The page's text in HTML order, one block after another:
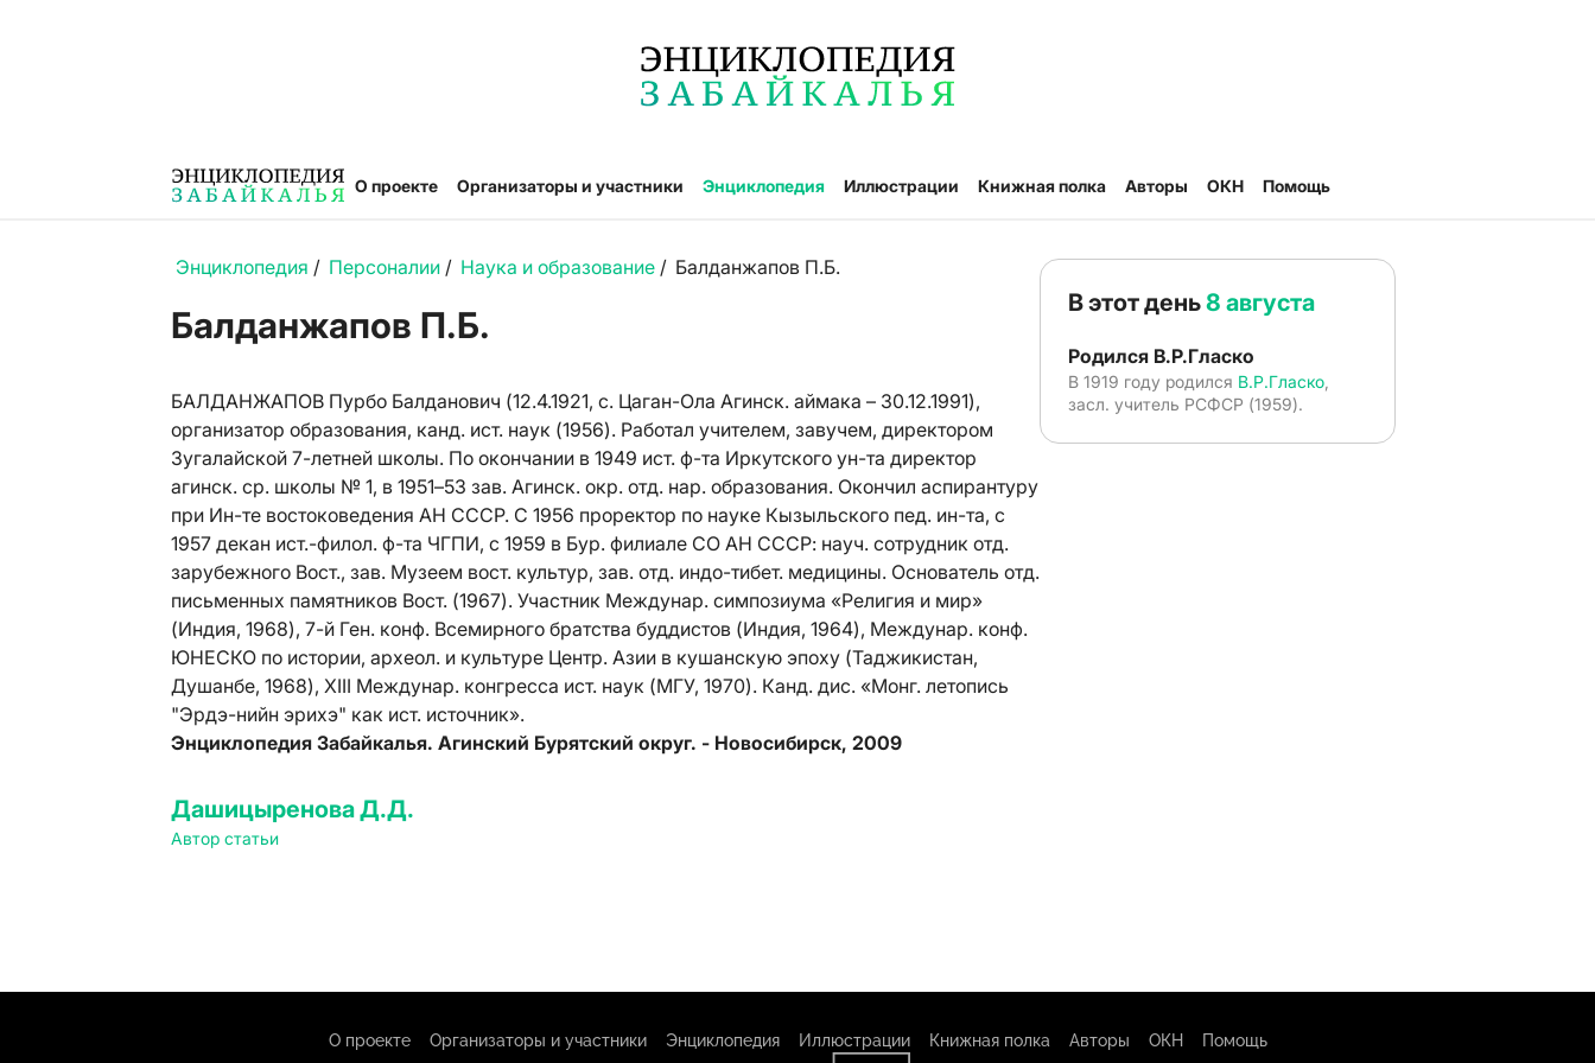
О проекте Организаторы и участники Энциклопедия Иллюстрации Книжная полка Авторы ОКН Помощь
Энциклопедия / Персоналии / Наука и образование / Балданжапов П.Б.
Балданжапов П.Б.
БАЛДАНЖАПОВ Пурбо Балданович (12.4.1921, с. Цаган-Ола Агинск. аймака – 30.12.1991),
организатор образования, канд. ист. наук (1956). Работал учителем, завучем, директором
Зугалайской 7-летней школы. По окончании в 1949 ист. ф-та Иркутского ун-та директор
агинск. ср. школы № 1, в 1951–53 зав. Агинск. окр. отд. нар. образования. Окончил аспирантуру
при Ин-те востоковедения АН СССР. С 1956 проректор по науке Кызыльского пед. ин-та, с
1957 декан ист.-филол. ф-та ЧГПИ, с 1959 в Бур. филиале СО АН СССР: науч. сотрудник отд.
зарубежного Вост., зав. Музеем вост. культур, зав. отд. индо-тибет. медицины. Основатель отд.
письменных памятников Вост. (1967). Участник Междунар. симпозиума «Религия и мир»
(Индия, 1968), 7-й Ген. конф. Всемирного братства буддистов (Индия, 1964), Междунар. конф.
ЮНЕСКО по истории, археол. и культуре Центр. Азии в кушанскую эпоху (Таджикистан,
Душанбе, 1968), XIII Междунар. конгресса ист. наук (МГУ, 1970). Канд. дис. «Монг. летопись
"Эрдэ-нийн эрихэ" как ист. источник».
Энциклопедия Забайкалья. Агинский Бурятский округ. - Новосибирск, 2009
Дашицыренова Д.Д.
Автор статьи
В этот день8 августа
Родился В.Р.Гласко
В 1919 году родился В.Р.Гласко
засл. учитель РСФСР (1959).
О проекте Организаторы и участники Энциклопедия Иллюстрации Книжная полка Авторы ОКН Помощь